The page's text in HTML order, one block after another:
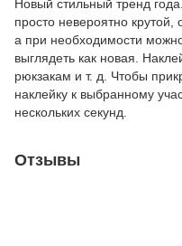
Новый стильный тренд
просто невероятно крутой,
а при необходимости
выглядеть как новая.
рюкзакам и т. д. Чтобы
наклейку к выбранному
нескольких секунд.
Отзывы